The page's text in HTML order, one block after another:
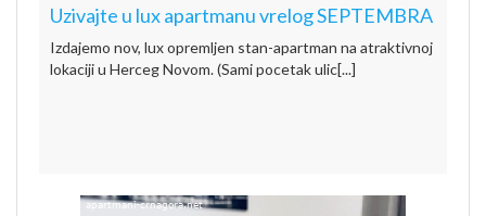
Uzivajte u lux apartmanu vrelog SEPTEMBRA
Izdajemo nov, lux opremljen stan-apartman na atraktivnoj
lokaciji u Herceg Novom. (Sami pocetak ulic[...]